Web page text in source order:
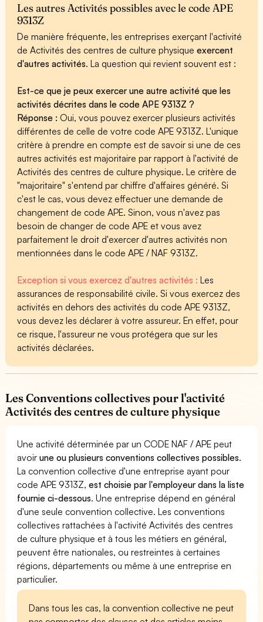
Les autres Activités possibles avec le code APE
9313Z
De manière fréquente, les entreprises exerçant l'activité
de Activités des centres de culture physiqueexercent
d'autres activités. La question qui revient souvent est :
Est-ce que je peux exercer une autre activité que les
activités décrites dans le code APE 9313Z ?
Réponse :Oui, vous pouvez exercer plusieurs activités
différentes de celle de votre code APE 9313Z. L'unique
critère à prendre en compte est de savoir si une de ces
autres activités est majoritaire par rapport à l'activité de
Activités des centres de culture physique. Le critère de
"majoritaire" s'entend par chiffre d'affaires généré. Si
c'est le cas, vous devez effectuer une demande de
changement de code APE. Sinon, vous n'avez pas
besoin de changer de code APE et vous avez
parfaitement le droit d'exercer d'autres activités non
mentionnées dans le code APE / NAF 9313Z.
Exception si vous exercez d'autres activités :Les
assurances de responsabilité civile. Si vous exercez des
activités en dehors des activités du code APE 9313Z,
vous devez les déclarer à votre assureur. En effet, pour
ce risque, l'assureur ne vous protégera que sur les
activités déclarées.
Les Conventions collectives pour l'activité
Activités des centres de culture physique
Une activité déterminée par un CODE NAF / APE peut
avoirune ou plusieurs conventions collectives possibles.
La convention collective d'une entreprise ayant pour
code APE 9313Z,est choisie par l'employeur dans la liste
fournie ci-dessous. Une entreprise dépend en général
d'une seule convention collective. Les conventions
collectives rattachées à l'activité Activités des centres
de culture physique et à tous les métiers en général,
peuvent être nationales, ou restreintes à certaines
régions, départements ou même à une entreprise en
particulier.
Dans tous les cas, la convention collective ne peut